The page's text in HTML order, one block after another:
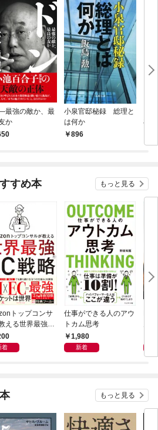
最強の敵か、最
か
小泉官邸秘録 総理と
は何か
896
在
すめ本 もっと見る
トップコンサ
える世界最強の
略
着
仕事ができる人のアウ
トカム思考
1,980
新着
もっと見る